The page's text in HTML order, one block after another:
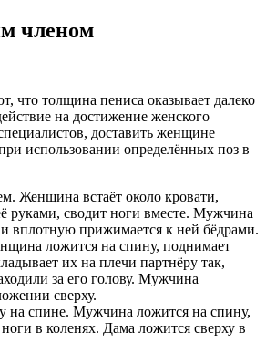
членом
что толщина пениса оказывает далеко
на достижение женского
доставить женщине
использовании определённых поз в
Женщина встаёт около кровати,
руками, сводит ноги вместе. Мужчина
и вплотную прижимается к ней бёдрами.
ложится на спину, поднимает
их на плечи партнёру так,
за его голову. Мужчина
сверху.
на спине. Мужчина ложится на спину,
в коленях. Дама ложится сверху в